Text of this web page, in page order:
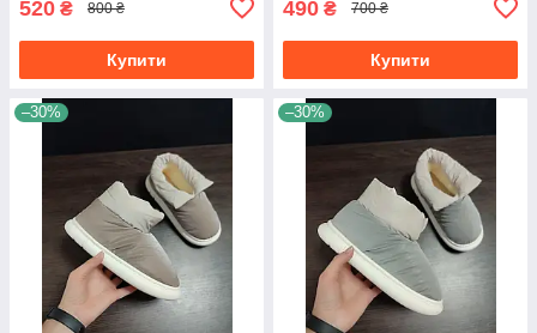
520 ₴ 800 ₴
Купити
490 ₴ 700 ₴
Купити
–30% –30%